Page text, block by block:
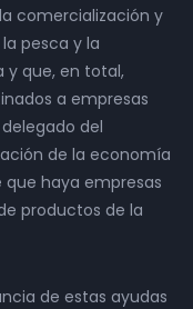
comercialización y
pesca y la
y que, en total,
a empresas
del
de la economía
haya empresas
productos de la
de estas ayudas